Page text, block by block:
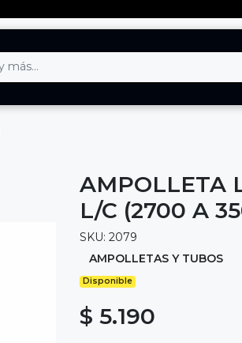
AMPOLLETA
L/C (2700 A
SKU: 2079
AMPOLLETAS Y TUBOS
Disponible
$ 5.190